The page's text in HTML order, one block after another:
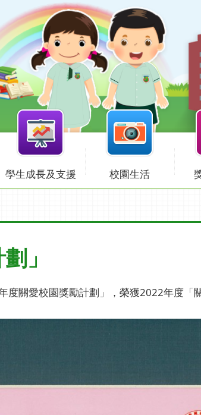
學生成長及支援 校園生活
」
關愛校園獎勵計劃」，榮獲2022年度「